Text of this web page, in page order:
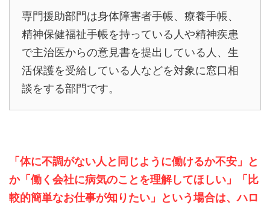
専門援助部門は身体障害者手帳、療養手帳、
精神保健福祉手帳を持っている人や精神疾患
で主治医からの意見書を提出している人、生
活保護を受給している人などを対象に窓口相
談をする部門です。
「体に不調がない人と同じように働けるか不安」と
か「働く会社に病気のことを理解してほしい」「比
較的簡単なお仕事が知りたい」という場合は、ハロ